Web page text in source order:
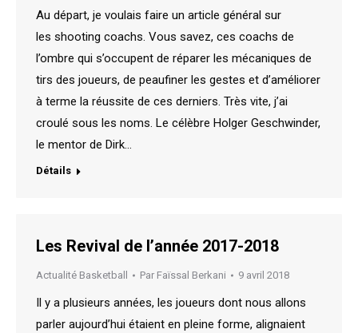
Au départ, je voulais faire un article général sur
les shooting coachs. Vous savez, ces coachs de
l’ombre qui s’occupent de réparer les mécaniques de
tirs des joueurs, de peaufiner les gestes et d’améliorer
à terme la réussite de ces derniers. Très vite, j’ai
croulé sous les noms. Le célèbre Holger Geschwinder,
le mentor de Dirk…
Détails
Les Revival de l’année 2017-2018
Actualité Basketball Par Faïssal Berkani 9 avril 2018
Il y a plusieurs années, les joueurs dont nous allons
parler aujourd’hui étaient en pleine forme, alignaient